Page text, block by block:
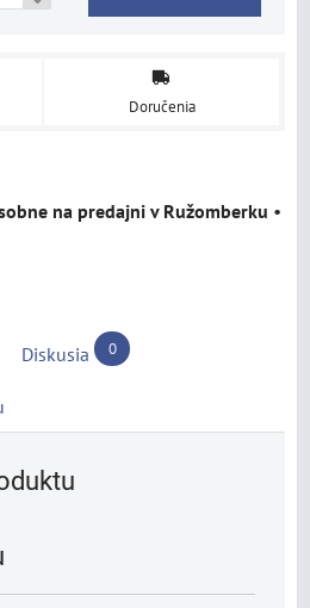
Doručenia
na predajni v Ružomberku •
Diskusia 0